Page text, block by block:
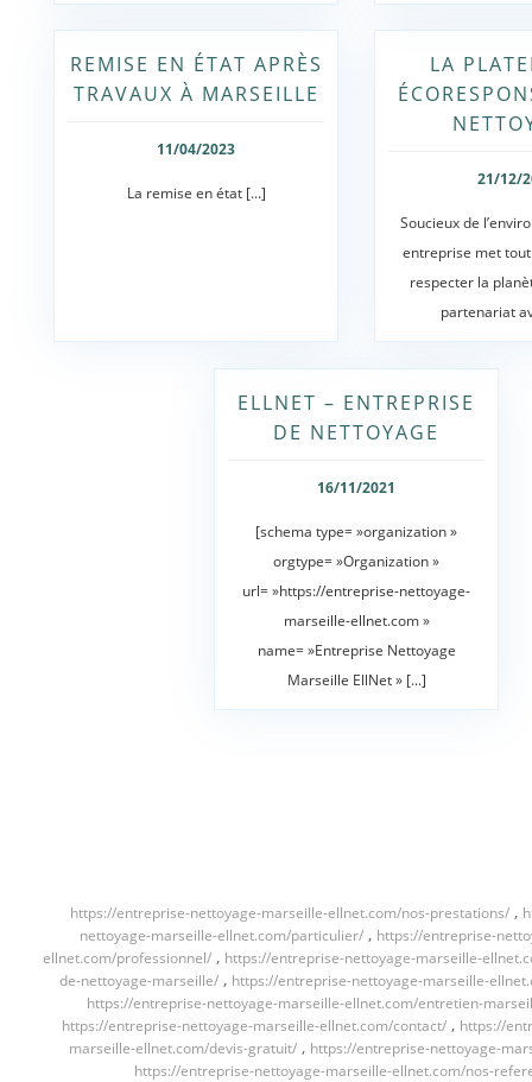
REMISE EN ÉTAT APRÈS
TRAVAUX À MARSEILLE
11/04/2023
La remise en état [...]
LA
21/12/
Soucieux de
entreprise met
respecter la
partenariat
ELLNET – ENTREPRISE
DE NETTOYAGE
16/11/2021
[schema type= »organization »
orgtype= »Organization »
url= »https://entreprise-nettoyage-
marseille-ellnet.com »
name= »Entreprise Nettoyage
Marseille EllNet » [...]
https://entreprise-nettoyage-marseille-ellnet.com/nos-prestations/ ,
nettoyage-marseille-ellnet.com/particulier/, https://entreprise-
ellnet.com/professionnel/, https://entreprise-nettoyage-marseille-
de-nettoyage-marseille/ , https://entreprise-nettoyage-marseille-
https://entreprise-nettoyage-marseille-ellnet.com/entretien-
https://entreprise-nettoyage-marseille-ellnet.com/contact/ , https://
marseille-ellnet.com/devis-gratuit/, https://entreprise-nettoyage-
https://entreprise-nettoyage-marseille-ellnet.com/nos-